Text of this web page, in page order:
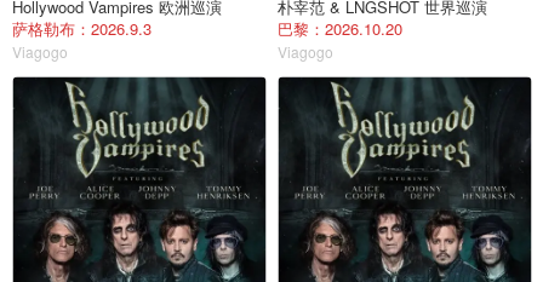
Hollywood Vampires 欧洲巡演
萨格勒布：2026.9.3
Viagogo
朴宰范 & LNGSHOT 世界巡演
巴黎：2026.10.20
Viagogo